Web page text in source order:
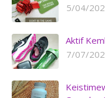
5/04/
Aktif
7/07/